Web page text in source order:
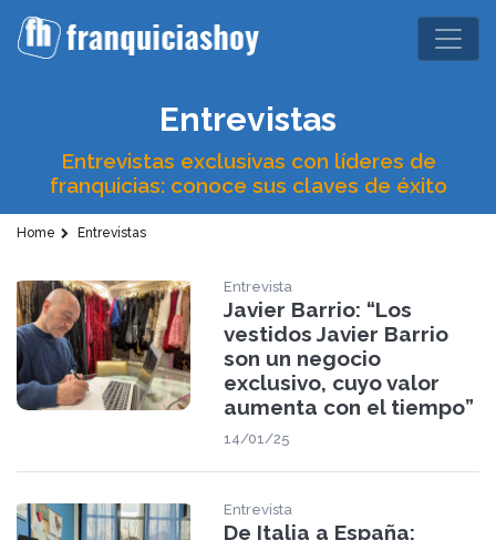
Entrevistas
Entrevistas exclusivas con líderes de
franquicias: conoce sus claves de éxito
Home Entrevistas
Entrevista
Javier Barrio: “Los
vestidos Javier Barrio
son un negocio
exclusivo, cuyo valor
aumenta con el tiempo”
14/01/25
Entrevista
De Italia a España: